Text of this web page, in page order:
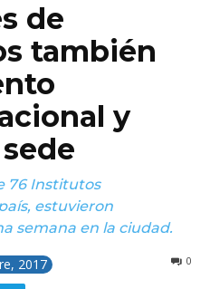
de
también
y
76 Institutos
estuvieron
semana en la ciudad.
2017 0